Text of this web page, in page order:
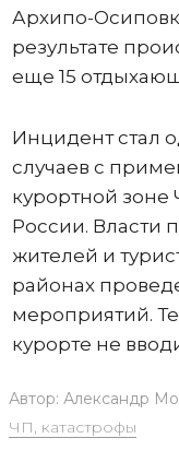
Архипо-
результате
еще 15
Инцидент стал
случаев с
курортной
России. Власти
жителей и
районах
мероприятий.
курорте не
Автор: Александр
ЧП, катастрофы